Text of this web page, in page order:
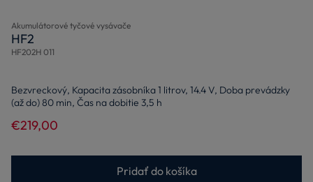
Akumulátorové tyčové vysávače
HF2
HF202H 011
Bezvreckový, Kapacita zásobníka 1 litrov, 14.4 V, Doba prevádzky
(až do) 80 min, Čas na dobitie 3,5 h
€219,00
Pridať do košíka